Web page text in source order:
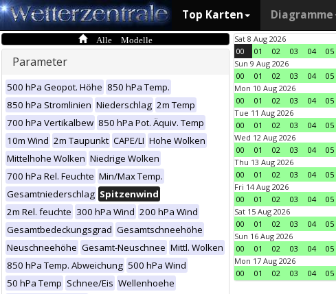
Top Karten Diagramme
Alle Modelle
Parameter
500 hPa Geopot. Höhe 850 hPa Temp.
850 hPa Stromlinien Niederschlag 2m Temp
700 hPa Vertikalbew 850 hPa Pot. Äquiv. Temp
10m Wind 2m Taupunkt CAPE/LI Hohe Wolken
Mittelhohe Wolken Niedrige Wolken
700 hPa Rel. Feuchte Min/Max Temp.
Gesamtniederschlag Spitzenwind
2m Rel. feuchte 300 hPa Wind 200 hPa Wind
Gesamtbedeckungsgrad Gesamtschneehöhe
Neuschneehöhe Gesamt-Neuschnee Mittl. Wolken
850 hPa Temp. Abweichung 500 hPa Wind
50 hPa Temp Schnee/Eis Wellenhoehe
Sat 8 Aug 2026
00
01 02 03 04 05
Sun 9 Aug 2026
00
01 02 03 04 05
Mon 10 Aug 2026
00
01 02 03 04 05
Tue 11 Aug 2026
00
01 02 03 04 05
Wed 12 Aug 2026
00
01 02 03 04 05
Thu 13 Aug 2026
00
01 02 03 04 05
Fri 14 Aug 2026
00
01 02 03 04 05
Sat 15 Aug 2026
00
01 02 03 04 05
Sun 16 Aug 2026
00
01 02 03 04 05
Mon 17 Aug 2026
00
01 02 03 04 05